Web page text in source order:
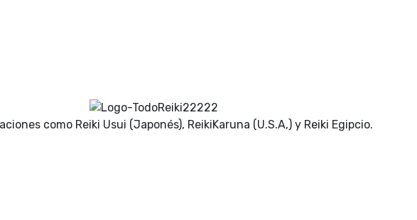
como Reiki Usui (Japonés), ReikiKaruna (U.S.A,) y Reiki Egipcio.